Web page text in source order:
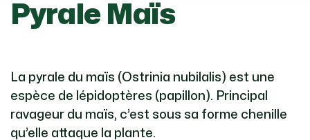
Pyrale Maïs
La pyrale du maïs (​​Ostrinia nubilalis) est une
espèce de lépidoptères (papillon). Principal
ravageur du maïs, c’est sous sa forme chenille
qu’elle attaque la plante.